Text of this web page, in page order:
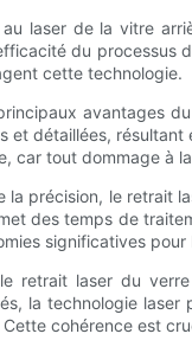
laser de la vitre
du processus
cette technologie.
avantages
et détaillées,
car tout dommage à
la précision, le retrait
des temps de
significatives pour
retrait laser du
la technologie
Cette cohérence est